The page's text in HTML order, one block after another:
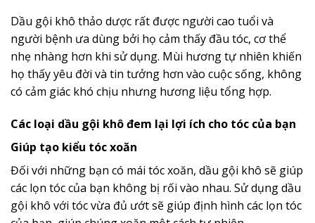
Dầu gội khô thảo dược rất được người cao tuổi và
người bệnh ưa dùng bởi họ cảm thấy đầu tóc, cơ thể
nhẹ nhàng hơn khi sử dụng. Mùi hương tự nhiên khiến
họ thấy yêu đời và tin tưởng hơn vào cuộc sống, không
có cảm giác khó chịu nhưng hương liệu tổng hợp.
Các loại dầu gội khô đem lại lợi ích cho tóc của bạn
Giúp tạo kiểu tóc xoăn
Đối với những bạn có mái tóc xoăn, dầu gội khô sẽ giúp
các lọn tóc của bạn không bị rối vào nhau. Sử dụng dầu
gội khô với tóc vừa đủ ướt sẽ giúp định hình các lọn tóc